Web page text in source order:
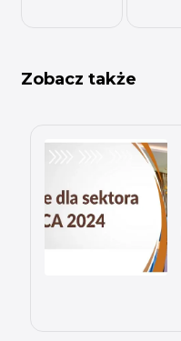
Zobacz także